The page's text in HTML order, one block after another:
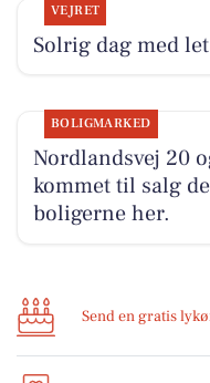
VEJRET
Solrig dag med
BOLIGMARKED
Nordlandsvej 20
kommet til salg
boligerne her.
Send en gratis